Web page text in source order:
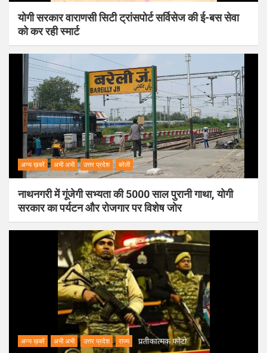
योगी सरकार वाराणसी सिटी ट्रांसपोर्ट सर्विसेज की ई-बस सेवा
को कर रही स्मार्ट
अन्य ख़बरें अभी अभी उत्तर प्रदेश बरेली
नाथनगरी में गूंजेगी सभ्यता की 5000 साल पुरानी गाथा, योगी
सरकार का पर्यटन और रोजगार पर विशेष जोर
अन्य ख़बरें अभी अभी उत्तर प्रदेश राज्य